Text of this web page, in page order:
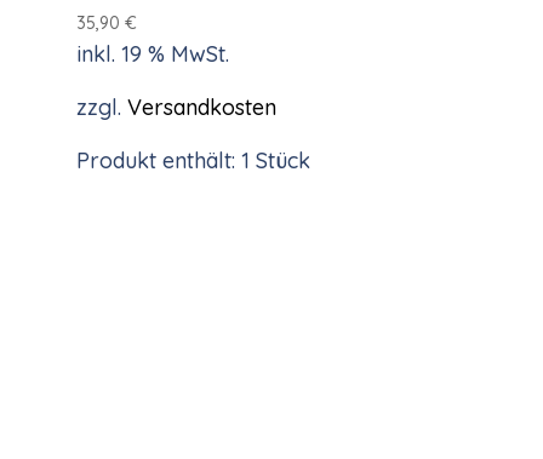
35,90 €
inkl. 19 % MwSt.
zzgl. Versandkosten
Produkt enthält: 1 Stück